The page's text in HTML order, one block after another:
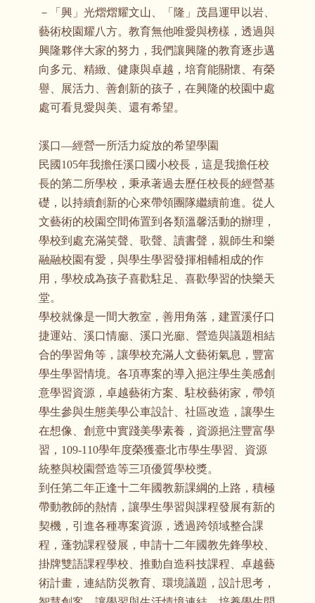
－「興」光熠熠耀文山、「隆」茂昌運甲以岩、
藝術校園耀八方。教育無他唯愛與榜樣，透過與
興隆夥伴大家的努力，我們讓興隆的教育逐步邁
向多元、精緻、健康與卓越，培育能關懷、有榮
譽、展活力、善創新的孩子，在興隆的校園中處
處可看見愛與美、還有希望。
溪口—經營一所活力綻放的希望學園
民國105年我擔任溪口國小校長，這是我擔任校
長的第二所學校，秉承著過去歷任校長的經營基
礎，以持續創新的心來帶領團隊繼續前進。從人
文藝術的校園空間佈置到各類溫馨活動的辦理，
學校到處充滿笑聲、歌聲、讀書聲，親師生和樂
融融校園有愛，與學生學習發揮相輔相成的作
用，學校成為孩子喜歡駐足、喜歡學習的快樂天
堂。
學校就像是一間大教室，善用角落，建置溪仔口
捷運站、溪口情廊、溪口光廊、營造與議題相結
合的學習角等，讓學校充滿人文藝術氣息，豐富
學生學習情境。各項專案的導入挹注學生美感創
意學習資源，卓越藝術方案、駐校藝術家，帶領
學生參與生態美學公車設計、社區改造，讓學生
在想像、創意中實踐美學素養，資源挹注豐富學
習，109-110學年度榮獲臺北市學生學習、資源
統整與校園營造等三項優質學校獎。
到任第二年正逢十二年國教新課綱的上路，積極
帶動教師的熱情，讓學生學習與課程發展有新的
契機，引進各種專案資源，透過跨領域整合課
程，蓬勃課程發展，申請十二年國教先鋒學校、
掛牌雙語課程學校、推動自造科技課程、卓越藝
術計畫，連結防災教育、環境議題，設計思考，